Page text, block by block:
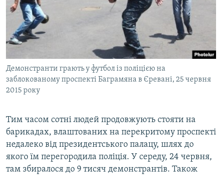
Демонстранти грають у футбол із поліцією на
заблокованому проспекті Баграмяна в Єревані, 25 червня
2015 року
Тим часом сотні людей продовжують стояти на
барикадах, влаштованих на перекритому проспекті
недалеко від президентського палацу, шлях до
якого їм перегородила поліція. У середу, 24 червня,
там збиралося до 9 тисяч демонстрантів. Також